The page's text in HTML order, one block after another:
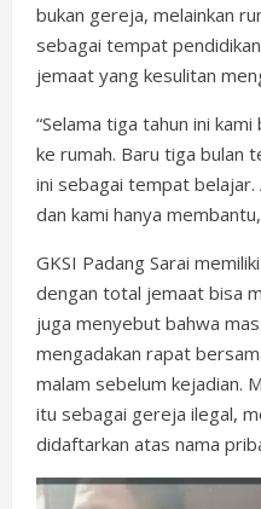
bukan gereja, melainkan
sebagai tempat
jemaat yang kesulitan
“Selama tiga tahun ini
ke rumah. Baru tiga bulan
ini sebagai tempat belajar.
dan kami hanya
GKSI Padang Sarai
dengan total jemaat bisa
juga menyebut bahwa
mengadakan rapat
malam sebelum kejadian.
itu sebagai gereja ilegal,
didaftarkan atas nama